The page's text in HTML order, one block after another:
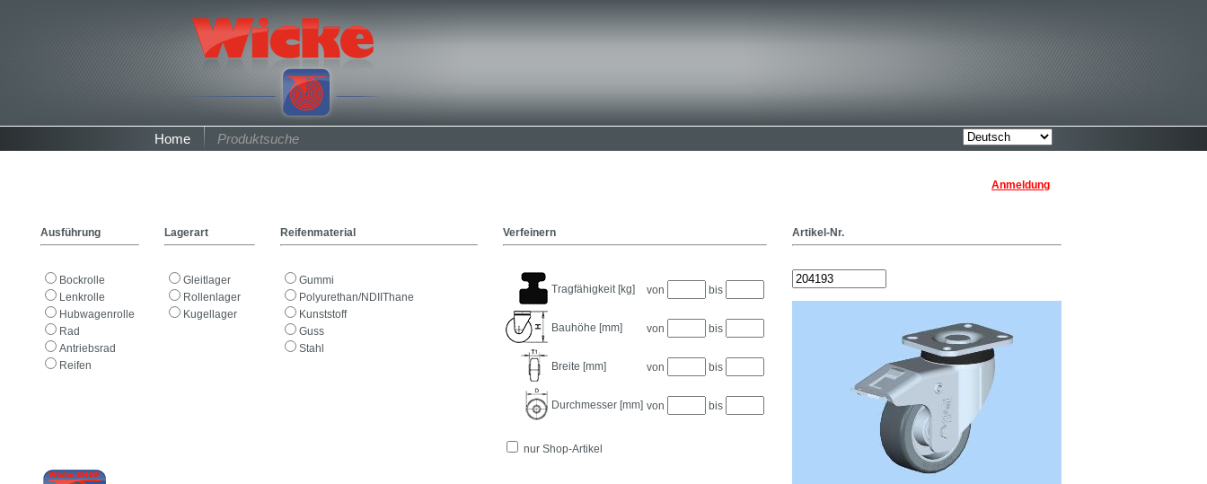
Home Produktsuche
Anmeldung
Ausführung Lagerart Reifenmaterial Verfeinern Artikel-Nr.
Bockrolle
Lenkrolle
Hubwagenrolle
Rad
Antriebsrad
Reifen
Gleitlager
Rollenlager
Kugellager
Gummi
Polyurethan/NDIIThane
Kunststoff
Guss
Stahl
Tragfähigkeit [kg] von bis
Bauhöhe [mm] von bis
Breite [mm] von bis
Durchmesser [mm] von bis
nur Shop-Artikel